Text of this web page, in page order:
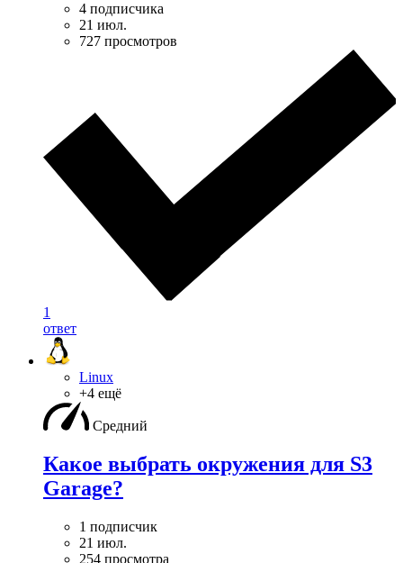
4 подписчика
21 июл.
727 просмотров
1
ответ
Linux
+4 ещё
Средний
Какое выбрать окружения для S3
Garage?
1 подписчик
21 июл.
254 просмотра